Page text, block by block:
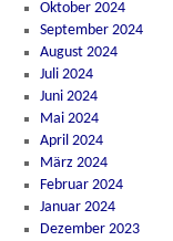
Oktober 2024
September 2024
August 2024
Juli 2024
Juni 2024
Mai 2024
April 2024
März 2024
Februar 2024
Januar 2024
Dezember 2023